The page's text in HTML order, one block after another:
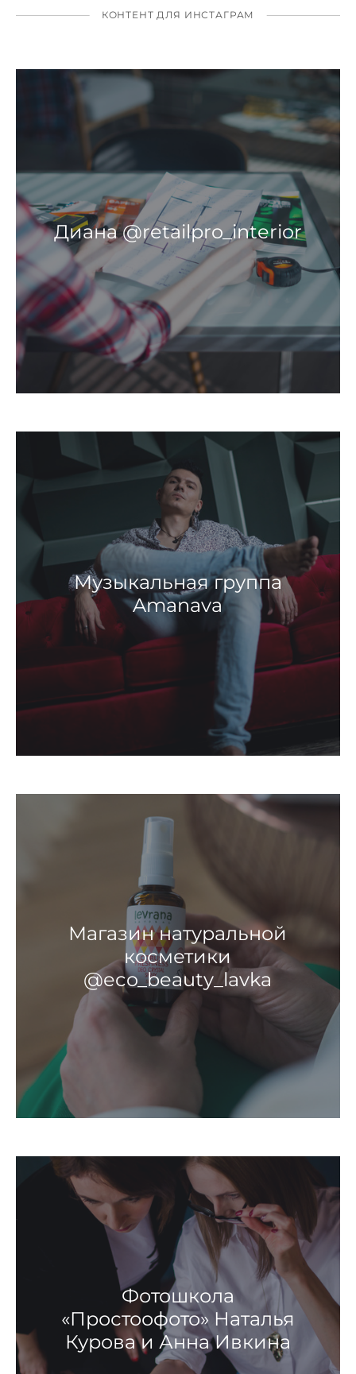
КОНТЕНТ ДЛЯ ИНСТАГРАМ
Диана @retailpro_interior
Музыкальная группа
Amanava
Магазин натуральной
косметики
@eco_beauty_lavka
Фотошкола
«Простоофото» Наталья
Курова и Анна Ивкина